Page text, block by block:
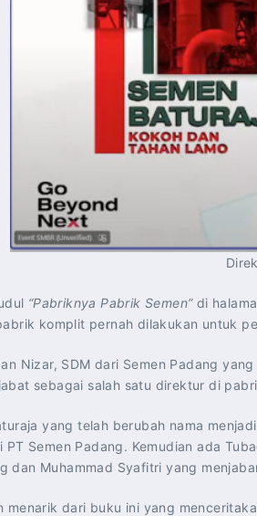
“Pabriknya Pabrik Semen”di
komplit pernah dilakukan untuk
Nizar, SDM dari Semen Padang
sebagai salah satu direktur di
yang telah berubah nama
PT Semen Padang. Kemudian ada
dan Muhammad Syafitri yang
menarik dari buku ini yang